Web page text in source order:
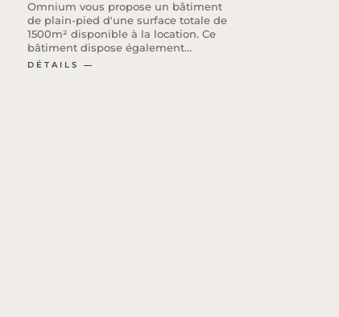
Omnium vous propose un bâtiment
de plain-pied d'une surface totale de
1500m² disponible à la location. Ce
bâtiment dispose également...
DÉTAILS ―